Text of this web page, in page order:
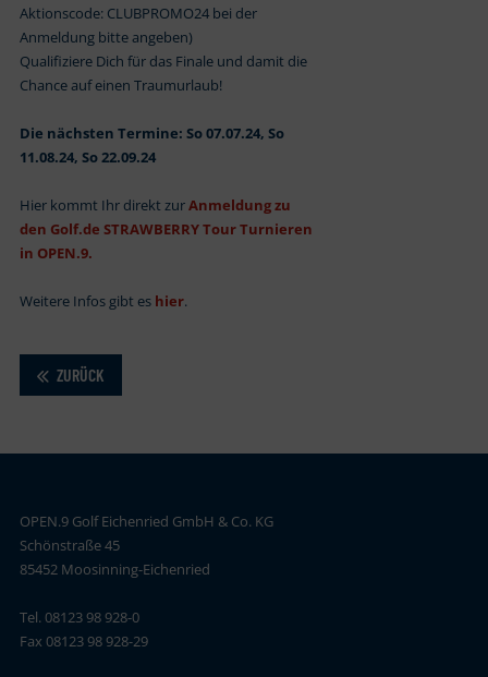
Aktionscode: CLUBPROMO24 bei der
Anmeldung bitte angeben)
Qualifiziere Dich für das Finale und damit die
Chance auf einen Traumurlaub!
Die nächsten Termine: So 07.07.24, So
11.08.24, So 22.09.24
Hier kommt Ihr direkt zurAnmeldung zu
den Golf.de STRAWBERRY Tour Turnieren
in OPEN.9.
Weitere Infos gibt es hier.
ZURÜCK
OPEN.9 Golf Eichenried GmbH & Co. KG
Schönstraße 45
85452 Moosinning-Eichenried
Tel. 08123 98 928-0
Fax 08123 98 928-29